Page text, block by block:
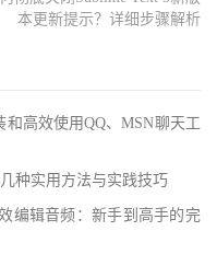
本更新提示？详细步骤解析
和高效使用QQ、MSN聊天工
种实用方法与实践技巧
编辑音频：新手到高手的完